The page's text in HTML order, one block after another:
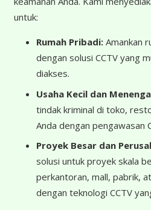
untuk:
Rumah Pribadi: Amankan
dengan solusi CCTV yang
diakses.
Usaha Kecil dan
tindak kriminal di toko,
Anda dengan pengawasan
Proyek Besar dan
solusi untuk proyek skala
perkantoran, mall, pabrik,
dengan teknologi CCTV